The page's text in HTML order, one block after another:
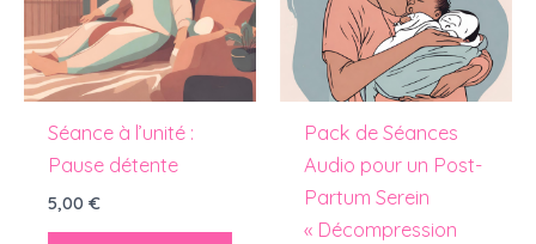
Séance à l’unité :
Pause détente
5,00 €
Pack de Séances
Audio pour un Post-
Partum Serein
« Décompression